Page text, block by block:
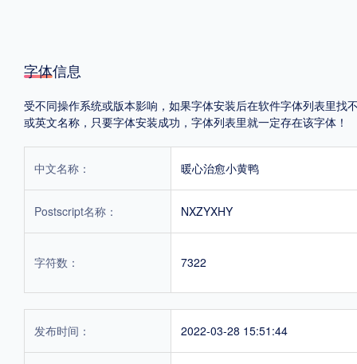
地区
中国大陆 中国港澳台 更多
POP字体下载 字库打包下载 海报素材下载
字体新闻 字体文章 字体程序 字体人物 字体网站
字体信息
受不同操作系统或版本影响，如果字体安装后在软件字体列表里
或英文名称，只要字体安装成功，字体列表里就一定存在该字体！
中文名称： 暖心治愈小黄鸭
Postscript名称： NXZYXHY
字符数： 7322
发布时间： 2022-03-28 15:51:44